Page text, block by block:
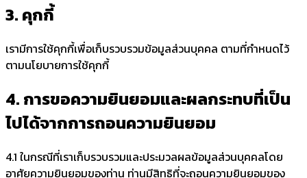
3. คุกกี้
เรามีการใช้คุกกี้เพื่อเก็บรวบรวมข้อมูลส่วนบุคคล ตามที่กำหนดไว้
ตามนโยบายการใช้คุกกี้
4. การขอความยินยอมและผลกระทบที่เป็น
ไปได้จากการถอนความยินยอม
4.1 ในกรณีที่เราเก็บรวบรวมและประมวลผลข้อมูลส่วนบุคคลโดย
อาศัยความยินยอมของท่าน ท่านมีสิทธิที่จะถอนความยินยอมของ